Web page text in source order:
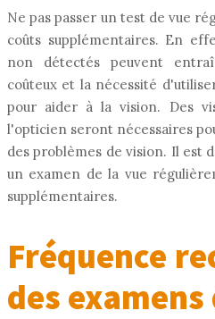
Ne pas passer un test de vue
coûts supplémentaires. En
non détectés peuvent
coûteux et la nécessité
pour aider à la vision. Des
l'opticien seront nécessaires
des problèmes de vision. Il est
un examen de la vue
supplémentaires.
Fréquence
des examens